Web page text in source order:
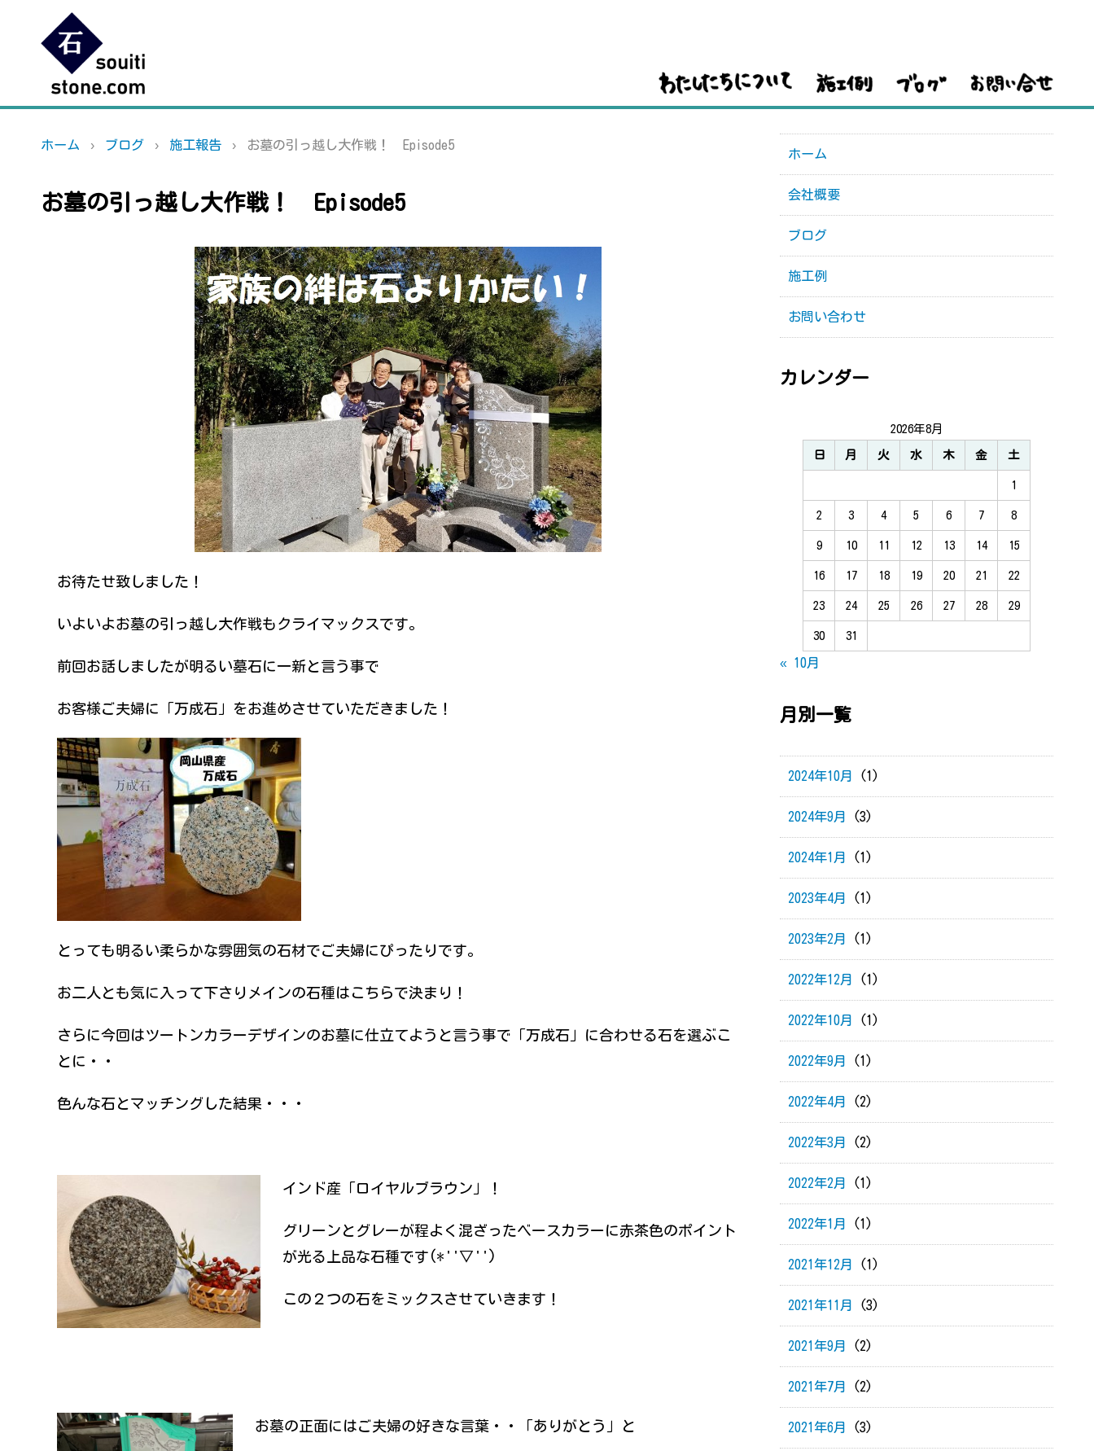
ホーム ブログ 施工報告 お墓の引っ越し大作戦！ Episode5
お墓の引っ越し大作戦！ Episode5
お待たせ致しました！
いよいよお墓の引っ越し大作戦もクライマックスです。
前回お話しましたが明るい墓石に一新と言う事で
お客様ご夫婦に「万成石」をお進めさせていただきました！
とっても明るい柔らかな雰囲気の石材でご夫婦にぴったりです。
お二人とも気に入って下さりメインの石種はこちらで決まり！
さらに今回はツートンカラーデザインのお墓に仕立てようと言う事で「万成石」に合わせる石を選ぶこ
とに・・
色んな石とマッチングした結果・・・
インド産「ロイヤルブラウン」！
グリーンとグレーが程よく混ざったベースカラーに赤茶色のポイント
が光る上品な石種です(*''▽'')
この２つの石をミックスさせていきます！
お墓の正面にはご夫婦の好きな言葉・・「ありがとう」と
ホーム
会社概要
ブログ
施工例
お問い合わせ
カレンダー
2026年8月
日 月 火 水 木 金 土
1
2 3 4 5 6 7 8
9 10 11 12 13 14 15
16 17 18 19 20 21 22
23 24 25 26 27 28 29
30 31
« 10月
月別一覧
2024年10月 (1)
2024年9月 (3)
2024年1月 (1)
2023年4月 (1)
2023年2月 (1)
2022年12月 (1)
2022年10月 (1)
2022年9月 (1)
2022年4月 (2)
2022年3月 (2)
2022年2月 (1)
2022年1月 (1)
2021年12月 (1)
2021年11月 (3)
2021年9月 (2)
2021年7月 (2)
2021年6月 (3)